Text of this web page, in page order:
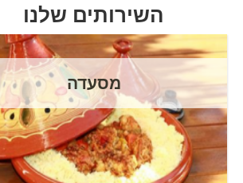
השירותים שלנו
מסעדה